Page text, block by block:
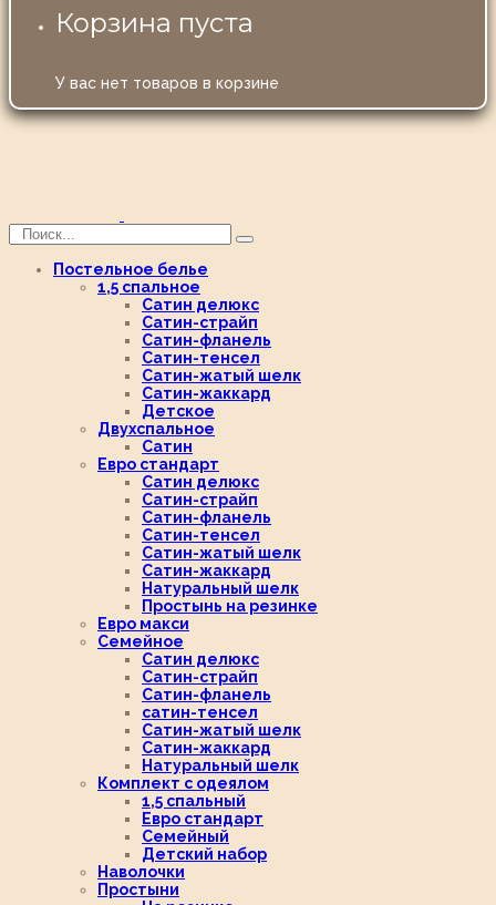
Корзина пуста
У вас нет товаров в корзине
Постельное белье
1,5 спальное
Сатин делюкс
Сатин-страйп
Сатин-фланель
Сатин-тенсел
Сатин-жатый шелк
Сатин-жаккард
Детское
Двухспальное
Сатин
Евро стандарт
Сатин делюкс
Сатин-страйп
Сатин-фланель
Сатин-тенсел
Сатин-жатый шелк
Сатин-жаккард
Натуральный шелк
Простынь на резинке
Евро макси
Семейное
Сатин делюкс
Сатин-страйп
Сатин-фланель
сатин-тенсел
Сатин-жатый шелк
Сатин-жаккард
Натуральный шелк
Комплект с одеялом
1,5 спальный
Евро стандарт
Семейный
Детский набор
Наволочки
Простыни